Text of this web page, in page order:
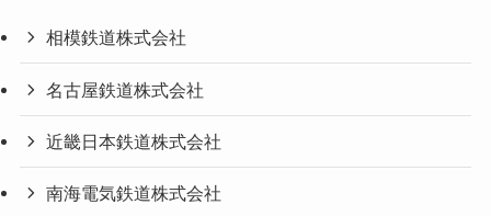
相模鉄道株式会社
名古屋鉄道株式会社
近畿日本鉄道株式会社
南海電気鉄道株式会社